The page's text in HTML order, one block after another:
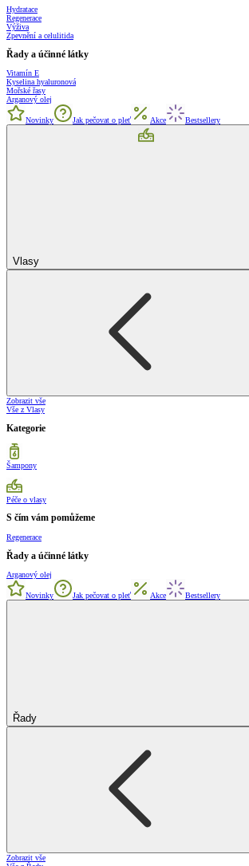
Hydratace
Regenerace
Výživa
Zpevnění a celulitida
Řady a účinné látky
Vitamín E
Kyselina hyaluronová
Mořské řasy
Arganový olej
Novinky Jak pečovat o pleť Akce Bestsellery
Vlasy
Zobrazit vše
Vše z Vlasy
Kategorie
Šampony
Péče o vlasy
S čím vám pomůžeme
Regenerace
Řady a účinné látky
Arganový olej
Novinky Jak pečovat o pleť Akce Bestsellery
Řady
Zobrazit vše